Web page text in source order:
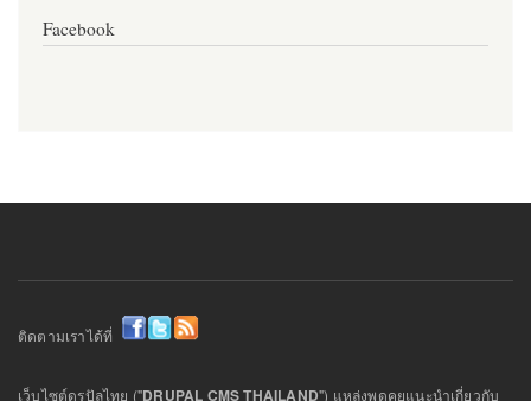
Facebook
ติดตามเราได้ที่
เว็บไซต์ดรูปัลไทย ("DRUPAL CMS THAILAND") แหล่งพูดคุยแนะนำเกี่ยวกับ